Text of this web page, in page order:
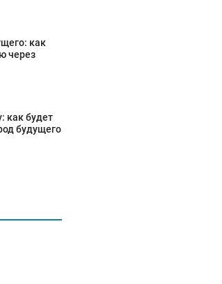
как
через
как будет
будущего